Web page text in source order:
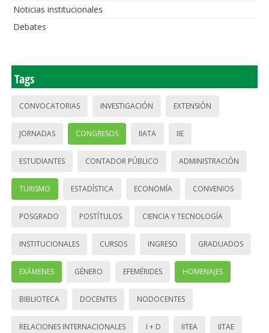
Noticias institucionales
Debates
Tags
CONVOCATORIAS INVESTIGACIÓN EXTENSIÓN
JORNADAS CONGRESOS IIATA IIE
ESTUDIANTES CONTADOR PÚBLICO ADMINISTRACIÓN
TURISMO ESTADÍSTICA ECONOMÍA CONVENIOS
POSGRADO POSTÍTULOS CIENCIA Y TECNOLOGÍA
INSTITUCIONALES CURSOS INGRESO GRADUADOS
EXÁMENES GÉNERO EFEMÉRIDES HOMENAJES
BIBLIOTECA DOCENTES NODOCENTES
RELACIONES INTERNACIONALES I + D IITEA IITAE